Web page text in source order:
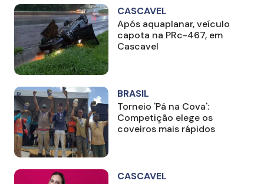
CASCAVEL
Após aquaplanar, veículo
capota na PRc-467, em
Cascavel
BRASIL
Torneio 'Pá na Cova':
Competição elege os
coveiros mais rápidos
CASCAVEL